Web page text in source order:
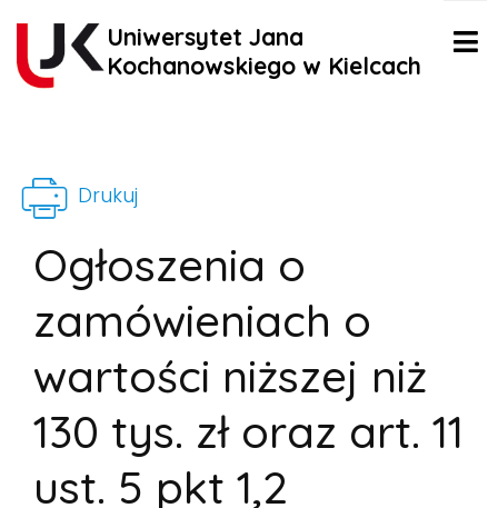
Uniwersytet Jana
Kochanowskiego w Kielcach
Drukuj
Ogłoszenia o
zamówieniach o
wartości niższej niż
130 tys. zł oraz art. 11
ust. 5 pkt 1,2